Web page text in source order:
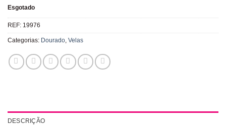
Esgotado
REF: 19976
Categorias: Dourado Velas
DESCRIÇÃO